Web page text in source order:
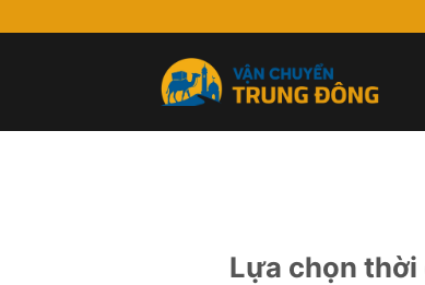
to
Lựa chọn thời